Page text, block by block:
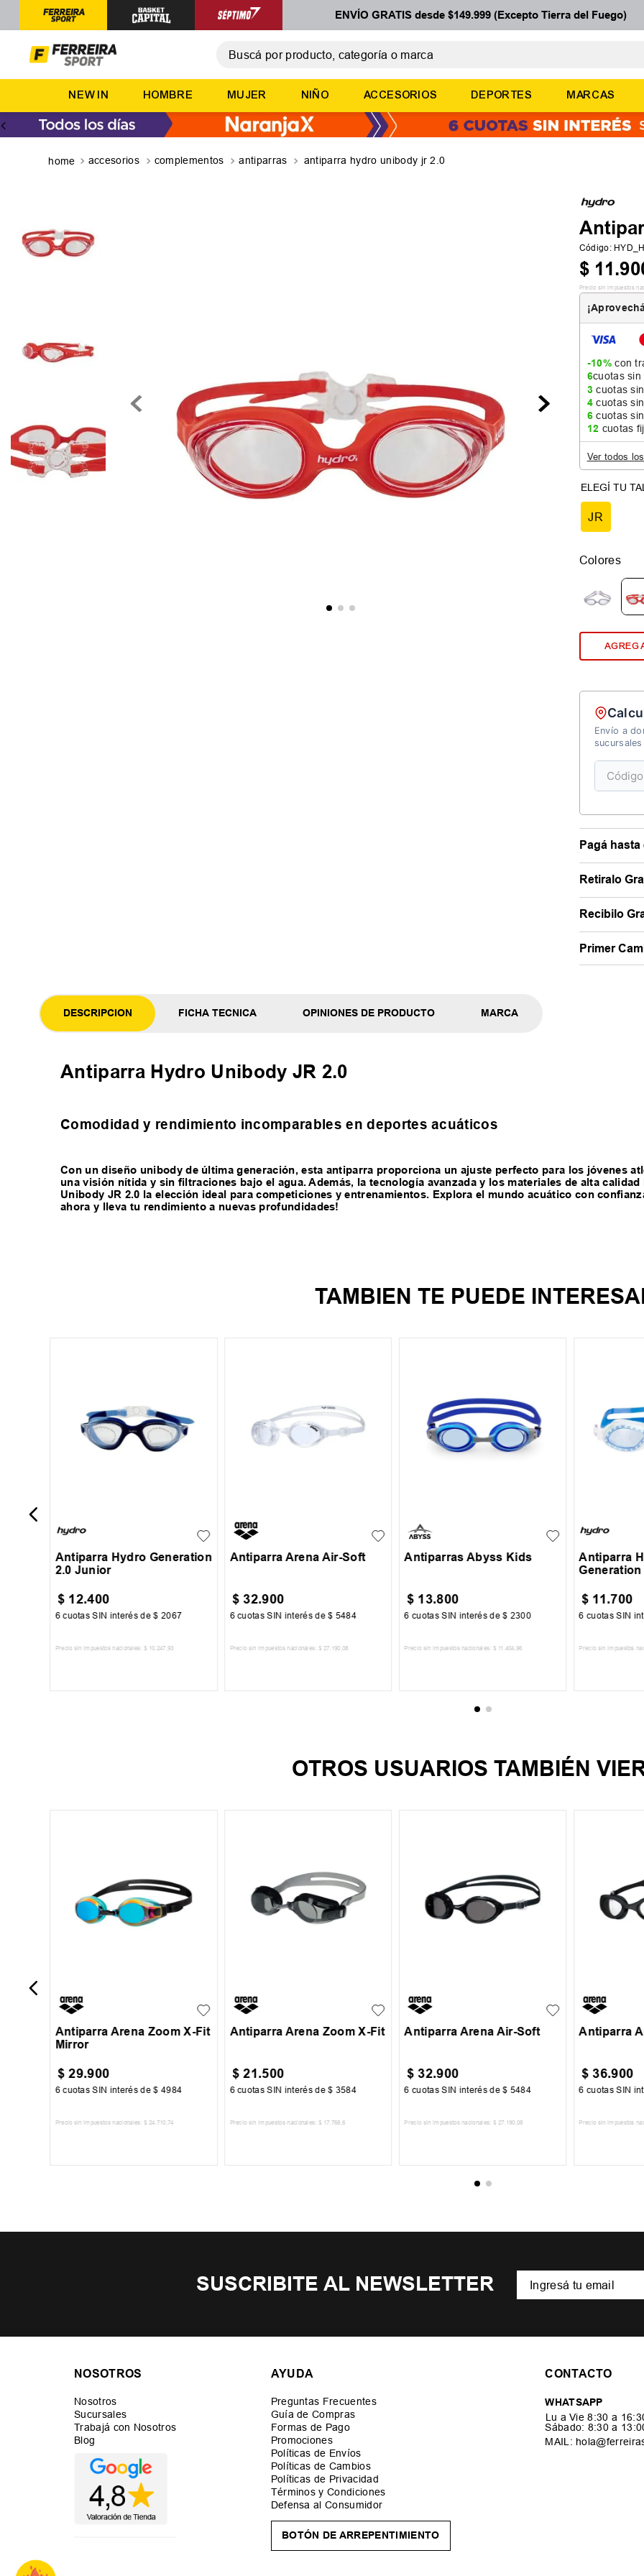
ENVÍO GRATIS desde $149.999 (Excepto Tierra del Fuego)
TÉRMINOS MÁS BUSCADOS
2
zapatillas
3.
basquet
NEW IN HOMBRE MUJER NIÑO ACCESORIOS DEPORTES MARCAS
accesorios complementos antiparras antiparra hydro unibody jr 2.0
Código:
$ 11.
Precio sin impuestos
-10%con
6cuotas
3cuotas
4cuotas
6cuotas
12 cuotas
Ver todos
JR
Colores
Envío a
sucursales
Pagá
Retiralo
Recibilo
Primer
DESCRIPCION FICHA TECNICA OPINIONES DE PRODUCTO MARCA
Antiparra Hydro Unibody JR 2.0
Comodidad y rendimiento incomparables en deportes acuáticos
Con un diseño unibody de última generación, esta antiparra proporciona un ajuste perfecto para los jóvenes
una visión nítida y sin filtraciones bajo el agua. Además, la tecnología avanzada y los materiales de alta calidad
Unibody JR 2.0 la elección ideal para competiciones y entrenamientos. Explora el mundo acuático con
ahora y lleva tu rendimiento a nuevas profundidades!
TAMBIEN TE PUEDE
Antiparra Hydro Generation
2.0 Junior
$ 12.400
6 cuotas SIN interés de$ 2067
Precio sin impuestos nacionales: $ 10 247 ,93
Antiparra Arena Air-Soft
$ 32.900
6 cuotas SIN interés de$ 5484
Precio sin impuestos nacionales: $ 27 190 ,08
Antiparras Abyss Kids
$ 13.800
6 cuotas SIN interés de$ 2300
Precio sin impuestos nacionales: $ 11 404 ,96
Antiparra
Generation
$ 11.700
6 cuotas SIN
Precio sin impuestos
OTROS USUARIOS TAMBIÉN
Antiparra Arena Zoom X-Fit
Mirror
$ 29.900
6 cuotas SIN interés de$ 4984
Precio sin impuestos nacionales: $ 24 710 ,74
Antiparra Arena Zoom X-Fit
$ 21.500
6 cuotas SIN interés de$ 3584
Precio sin impuestos nacionales: $ 17 768 ,6
Antiparra Arena Air-Soft
$ 32.900
6 cuotas SIN interés de$ 5484
Precio sin impuestos nacionales: $ 27 190 ,08
Antiparra
$ 36.900
6 cuotas SIN
Precio sin impuestos
SUSCRIBITE AL NEWSLETTER
NOSOTROS
Nosotros
Sucursales
Trabajá con Nosotros
Blog
AYUDA
Preguntas Frecuentes
Guía de Compras
Formas de Pago
Promociones
Políticas de Envíos
Políticas de Cambios
Políticas de Privacidad
Términos y Condiciones
Defensa al Consumidor
BOTÓN DE ARREPENTIMIENTO
CONTACTO
WHATSAPP
Lu a Vie 8:30 a
Sábado: 8:30 a
MAIL: